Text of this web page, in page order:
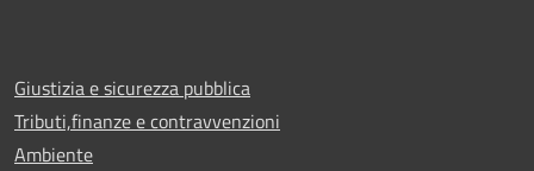
Giustizia e sicurezza pubblica
Tributi,finanze e contravvenzioni
Ambiente